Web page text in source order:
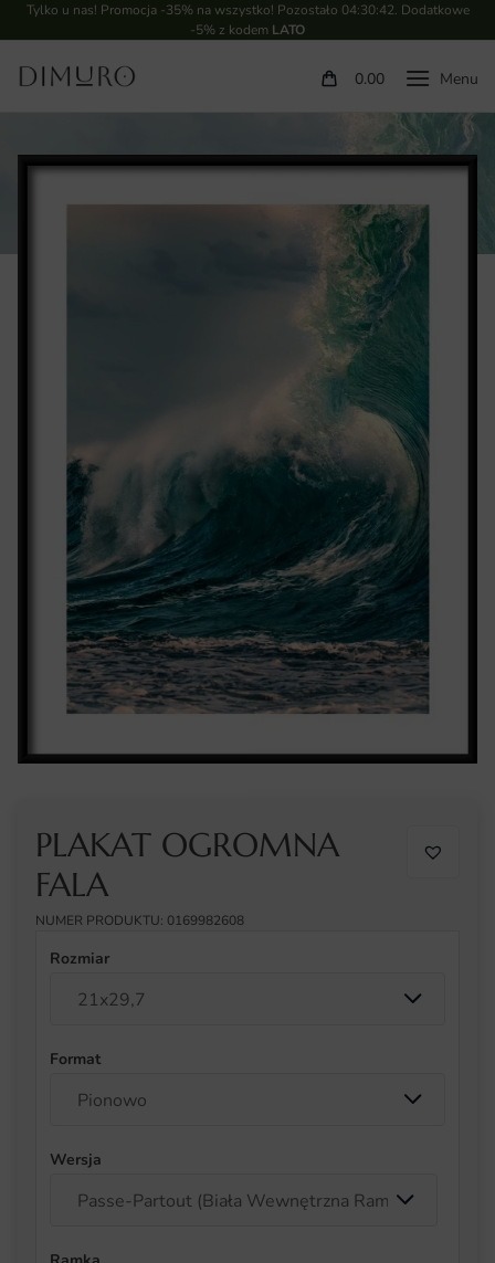
Tylko u nas! Promocja -35% na wszystko! Pozostało 04:30:41. Dodatkowe
-5% z kodem LATO
0.00
PLAKAT OGROMNA
FALA
NUMER PRODUKTU: 0169982608
Rozmiar
Format
Wersja